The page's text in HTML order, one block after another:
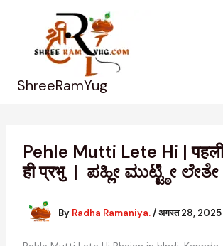
ShreeRamYug
Pehle Mutti Lete Hi |
ही प्रभु | ಪಹ್ಲೀ ಮುಟ್ಟ್ಠೀ
By Radha Ramaniya./अगस्त 28, 2025